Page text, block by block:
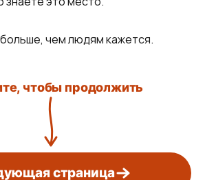
чем людям кажется.
чтобы продолжить
страница